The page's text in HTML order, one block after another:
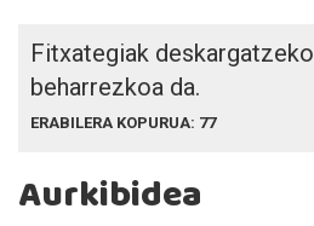
Fitxategiak
beharrezkoa da.
ERABILERA KOPURUA: 77
Aurkibidea